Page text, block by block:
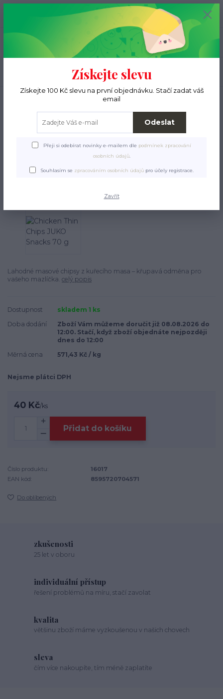
Menu
(Po-Pá, 9-15 hod.)
0 ks
0 Kč
Krmiva a pamlsky Pamlsky
Chicken Thin Chips JUKO
Snacks 70 g
Lahodné masové chipsy z kuřecího masa – křupavá odměna pro
vašeho mazlíčka. celý popis
Dostupnost
skladem 1 ks
Doba dodání
Zboží Vám můžeme doručit již 08.08.2026 do
12:00. Stačí, když zboží objednáte nejpozději
dnes do 12:00
Měrná cena
571,43 Kč / kg
Nejsme plátci DPH
40 Kč/ks
Přidat do košíku
Číslo produktu:
16017
EAN kód:
8595720704571
Do oblíbených
zkušenosti
25 let v oboru
individuální přístup
řešení problémů na míru, stačí zavolat
kvalita
většinu zboží máme vyzkoušenou v našich chovech
sleva
čím více nakoupíte, tím méně zaplatíte
Získejte slevu
Získejte 100 Kč slevu na první objednávku. Stačí zadat váš
email
Odeslat
Přeji si odebírat novinky e-mailem dle podmínek zpracování
osobních údajů.
Souhlasím se zpracováním osobních údajů pro účely registrace.
Zavřít